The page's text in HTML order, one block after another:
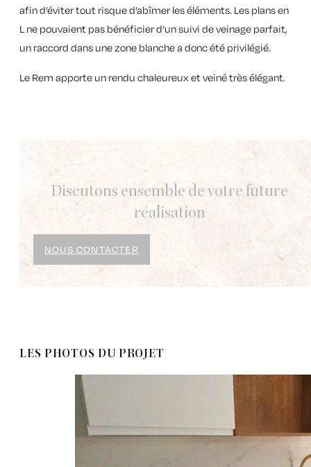
afin d’éviter tout risque d’abîmer les éléments. Les plans en
L ne pouvaient pas bénéficier d’un suivi de veinage parfait,
un raccord dans une zone blanche a donc été privilégié.
Le Rem apporte un rendu chaleureux et veiné très élégant.
Discutons ensemble de votre future
réalisation
NOUS CONTACTER
LES PHOTOS DU PROJET